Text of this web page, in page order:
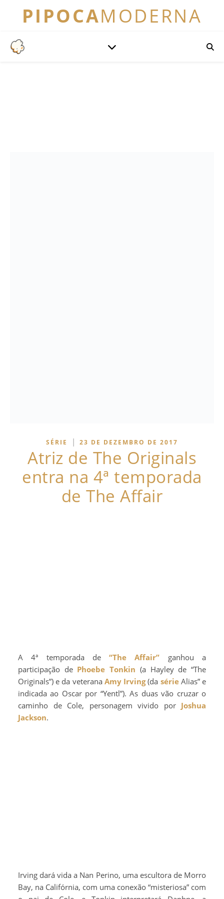
PIPOCAMODERNA
SÉRIE | 23 DE DEZEMBRO DE 2017
Atriz de The Originals
entra na 4ª temporada
de The Affair
A 4ª temporada de“The Affair” ganhou a
participação de Phoebe Tonkin (a Hayley de “The
Originals”) e da veterana Amy Irving(da sérieAlias” e
indicada ao Oscar por “Yentl”). As duas vão cruzar o
caminho de Cole, personagem vivido por Joshua
Jackson.
Irving dará vida a Nan Perino, uma escultora de Morro
Bay, na Califórnia, com uma conexão “misteriosa” com